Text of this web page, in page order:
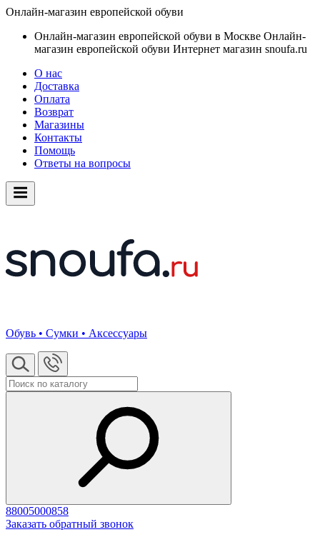
Онлайн-магазин европейской обуви
Онлайн-магазин европейской обуви в Москве Онлайн-
магазин европейской обуви Интернет магазин snoufa.ru
О нас
Доставка
Оплата
Возврат
Магазины
Контакты
Помощь
Ответы на вопросы
Обувь • Сумки • Аксессуары
88005000858
Заказать обратный звонок